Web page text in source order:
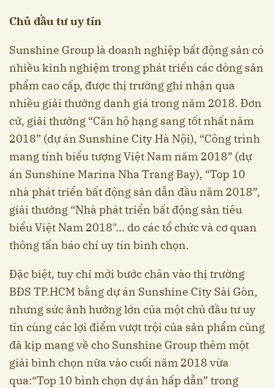
Chủ đầu tư uy tín
Sunshine Group là doanh nghiệp bất động sản có
nhiều kinh nghiệm trong phát triển các dòng sản
phẩm cao cấp, được thị trường ghi nhận qua
nhiều giải thưởng danh giá trong năm 2018. Đơn
cử, giải thưởng “Căn hộ hạng sang tốt nhất năm
2018” (dự án Sunshine City Hà Nội), “Công trình
mang tính biểu tượng Việt Nam năm 2018” (dự
án Sunshine Marina Nha Trang Bay), “Top 10
nhà phát triển bất động sản dẫn đầu năm 2018”,
giải thưởng “Nhà phát triển bất động sản tiêu
biểu Việt Nam 2018"... do các tổ chức và cơ quan
thông tấn báo chí uy tín bình chọn.
Đặc biệt, tuy chỉ mới bước chân vào thị trường
BĐS TP.HCM bằng dự án Sunshine City Sài Gòn,
nhưng sức ảnh hưởng lớn của một chủ đầu tư uy
tín cùng các lợi điểm vượt trội của sản phẩm cũng
đã kịp mang về cho Sunshine Group thêm một
giải bình chọn nữa vào cuối năm 2018 vừa
qua:“Top 10 bình chọn dự án hấp dẫn” trong